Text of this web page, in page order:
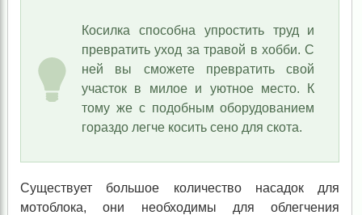
Косилка способна упростить труд и
превратить уход за травой в хобби. С
ней вы сможете превратить свой
участок в милое и уютное место. К
тому же с подобным оборудованием
гораздо легче косить сено для скота.
Существует большое количество насадок для
мотоблока, они необходимы для облегчения